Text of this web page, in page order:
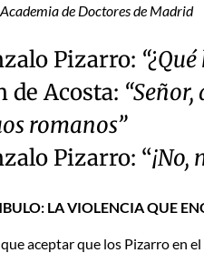
de Doctores de Madrid
Pizarro:
de Acosta:
romanos”
Pizarro: “¡No,
LA VIOLENCIA QUE
que aceptar que los Pizarro en